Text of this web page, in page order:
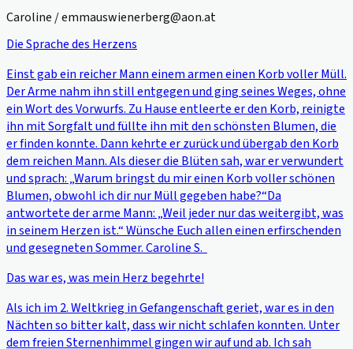
Caroline / emmauswienerberg@aon.at
Die Sprache des Herzens
Einst gab ein reicher Mann einem armen einen Korb voller Müll.
Der Arme nahm ihn still entgegen und ging seines Weges, ohne
ein Wort des Vorwurfs. Zu Hause entleerte er den Korb, reinigte
ihn mit Sorgfalt und füllte ihn mit den schönsten Blumen, die
er finden konnte. Dann kehrte er zurück und übergab den Korb
dem reichen Mann. Als dieser die Blüten sah, war er verwundert
und sprach: „Warum bringst du mir einen Korb voller schönen
Blumen, obwohl ich dir nur Müll gegeben habe?“Da
antwortete der arme Mann: „Weil jeder nur das weitergibt, was
in seinem Herzen ist.“ Wünsche Euch allen einen erfirschenden
und gesegneten Sommer. Caroline S.
Das war es, was mein Herz begehrte!
Als ich im 2. Weltkrieg in Gefangenschaft geriet, war es in den
Nächten so bitter kalt, dass wir nicht schlafen konnten. Unter
dem freien Sternenhimmel gingen wir auf und ab. Ich sah